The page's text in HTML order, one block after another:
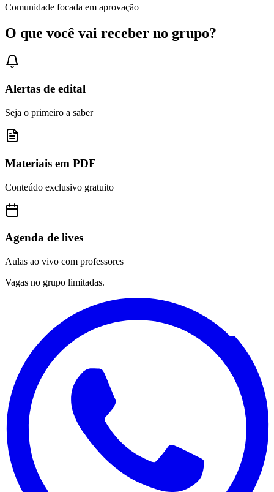
Comunidade focada em aprovação
O que você vai receber no grupo?
Alertas de edital
Seja o primeiro a saber
Materiais em PDF
Conteúdo exclusivo gratuito
Agenda de lives
Aulas ao vivo com professores
Vagas no grupo limitadas.